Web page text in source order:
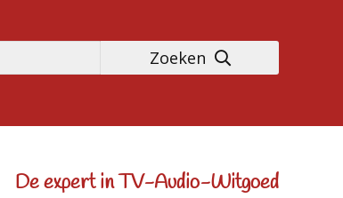
Zoeken
De expert in TV-Audio-Witgoed